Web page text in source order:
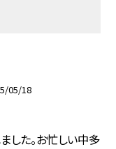
05/18
した。お忙しい中多